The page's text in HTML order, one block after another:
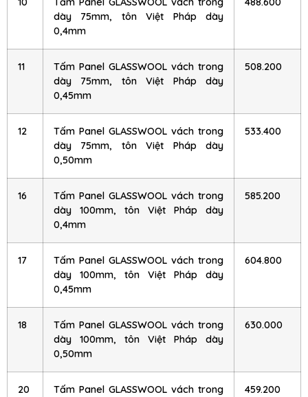
dày 75mm, tôn Việt Pháp dày
0,4mm
11
Tấm Panel GLASSWOOL vách trong
dày 75mm, tôn Việt Pháp dày
0,45mm
508.200
12
Tấm Panel GLASSWOOL vách trong
dày 75mm, tôn Việt Pháp dày
0,50mm
533.400
16
Tấm Panel GLASSWOOL vách trong
dày 100mm, tôn Việt Pháp dày
0,4mm
585.200
17
Tấm Panel GLASSWOOL vách trong
dày 100mm, tôn Việt Pháp dày
0,45mm
604.800
18
Tấm Panel GLASSWOOL vách trong
dày 100mm, tôn Việt Pháp dày
0,50mm
630.000
20
Tấm Panel GLASSWOOL vách trong
459.200